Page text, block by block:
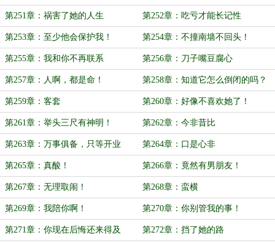
呢？
第251章：祸害了她的人生 第252章：吃亏才能长记性
第253章：至少他会保护我！ 第254章：不撞南墙不回头！
第255章：我和你不再联系 第256章：刀子嘴豆腐心
第257章：人啊，都是命！ 第258章：知道它怎么倒闭的吗？
第259章：客套 第260章：好像不喜欢她了！
第261章：举头三尺有神明！ 第262章：今非昔比
第263章：万事俱备，只等开业 第264章：口是心非
第265章：真酸！ 第266章：竟然有男朋友！
第267章：无理取闹！ 第268章：蛮横
第269章：我陪你啊！ 第270章：你别管我的事！
第271章：你现在后悔还来得及 第272章：挡了她的路